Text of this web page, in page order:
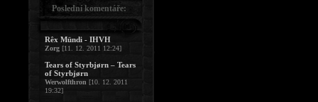
Poslední komentáře:
Rêx Mündi - IHVH
Zorg [11. 12. 2011 12:24]
Tears of Styrbjørn – Tears
of Styrbjørn
Werwolfthron [10. 12. 2011
19:32]